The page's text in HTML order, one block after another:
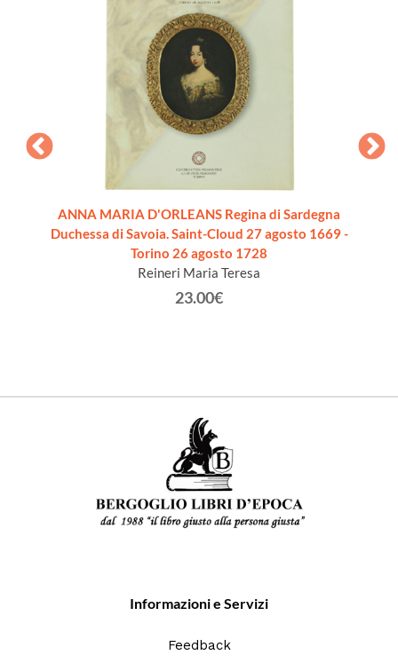
ANNA MARIA D'ORLEANS Regina di Sardegna
Duchessa di Savoia. Saint-Cloud 27 agosto 1669 -
Torino 26 agosto 1728
Reineri Maria Teresa
23.00€
Informazioni e Servizi
Feedback